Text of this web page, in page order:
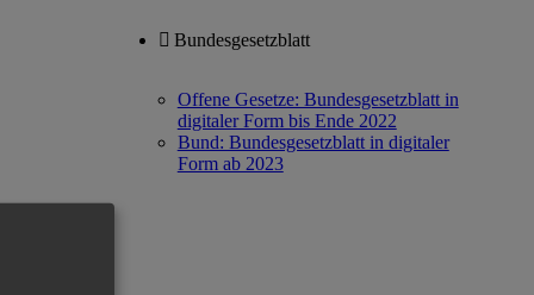
Bundesgesetzblatt
Offene Gesetze: Bundesgesetzblatt in
digitaler Form bis Ende 2022
Bund: Bundesgesetzblatt in digitaler
Form ab 2023